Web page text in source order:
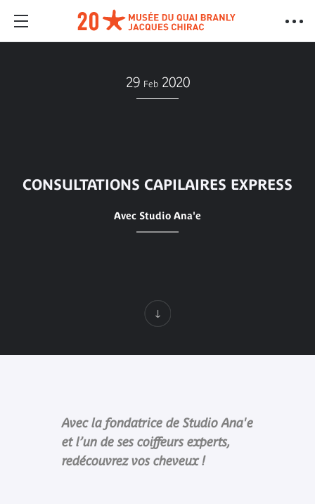
29 Feb 2020
CONSULTATIONS CAPILAIRES EXPRESS
Avec Studio Ana'e
Avec la fondatrice de Studio Ana'e
et l’un de ses coiffeurs experts,
redécouvrez vos cheveux !